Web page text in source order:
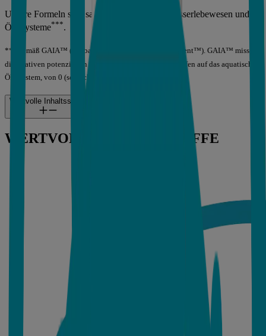
Unsere Formeln sind sanft und ungiftig für Wasserlebewesen und
Ökosysteme***.
***Gemäß GAIA™ (Global Aquatic Ingredient Assessment™). GAIA™ misst
die relativen potenziellen Auswirkungen von Inhaltsstoffen auf das aquatische
Ökosystem, von 0 (schlechteste) bis 100 (beste).
Wertvolle Inhaltsstoffe
WERTVOLLE INHALTSSTOFFE